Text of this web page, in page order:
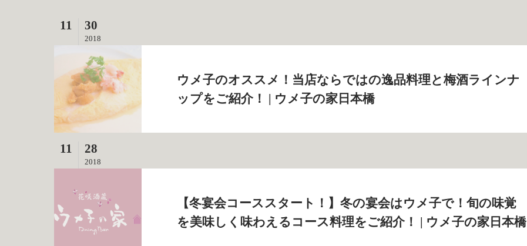
11 30
2018
ウメ子のオススメ！当店ならではの逸品料理と梅酒ラインナ
ップをご紹介！ | ウメ子の家日本橋
11 28
2018
【冬宴会コーススタート！】冬の宴会はウメ子で！旬の味覚
を美味しく味わえるコース料理をご紹介！ | ウメ子の家日本橋